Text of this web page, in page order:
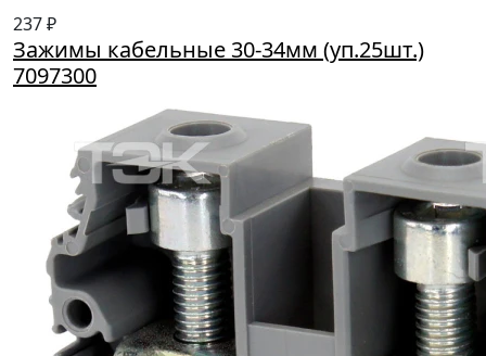
237 ₽
Зажимы кабельные 30-34мм (уп.25шт.)
7097300